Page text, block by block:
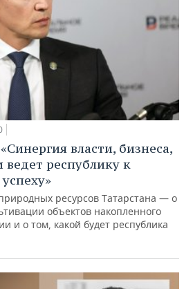
власти, бизнеса,
республику к
ресурсов Татарстана — о
объектов накопленного
и о том, какой будет республика